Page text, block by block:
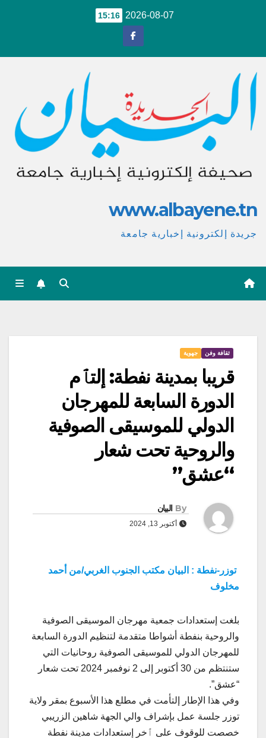
2026-08-07
15:16
www.albayene.tn
جريدة إلكترونية إخبارية جامعة
ثقافة وفن جهوية
قريبا بمدينة نفطة: إلتٱم
الدورة السابعة للمهرجان
الدولي للموسيقى الصوفية
والروحية تحت شعار
“عشق”
By البيان
أكتوبر 13, 2024
توزر-نفطة : البيان مكتب الجنوب الغربي/من أحمد
مخلوف
بلغت إستعدادات جمعية مهرجان الموسيقى الصوفية
والروحية بنفطة أشواطا متقدمة لتنظيم الدورة السابعة
للمهرجان الدولي للموسيقى الصوفية روحانيات التي
ستنتظم من 30 أكتوبر إلى 2 نوفمبر 2024 تحت شعار
“عشق”.
وفي هذا الإطار إلتأمت في مطلع هذا الأسبوع بمقر ولاية
توزر جلسة عمل بإشراف والي الجهة شاهين الزريبي
خصصت للوقوف على ٱخر إستعدادات مدينة نفطة